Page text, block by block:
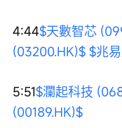
4:44$天數智芯
(03200.HK)$ $兆
5:51$瀾起科技
(00189.HK)$